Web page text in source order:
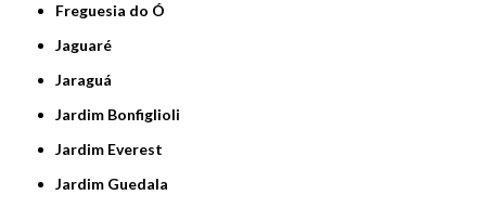
Freguesia do Ó
Jaguaré
Jaraguá
Jardim Bonfiglioli
Jardim Everest
Jardim Guedala